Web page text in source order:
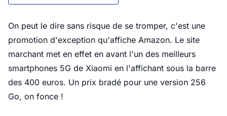
On peut le dire sans risque de se tromper, c'est une
promotion d'exception qu'affiche Amazon. Le site
marchant met en effet en avant l'un des meilleurs
smartphones 5G de Xiaomi en l'affichant sous la barre
des 400 euros. Un prix bradé pour une version 256
Go, on fonce !